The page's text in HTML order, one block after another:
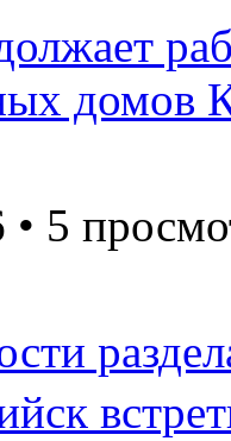
домов
• 5